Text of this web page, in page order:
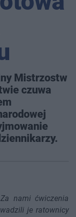
Mistrzostw
czuwa
nami ćwiczenia
je ratownicy